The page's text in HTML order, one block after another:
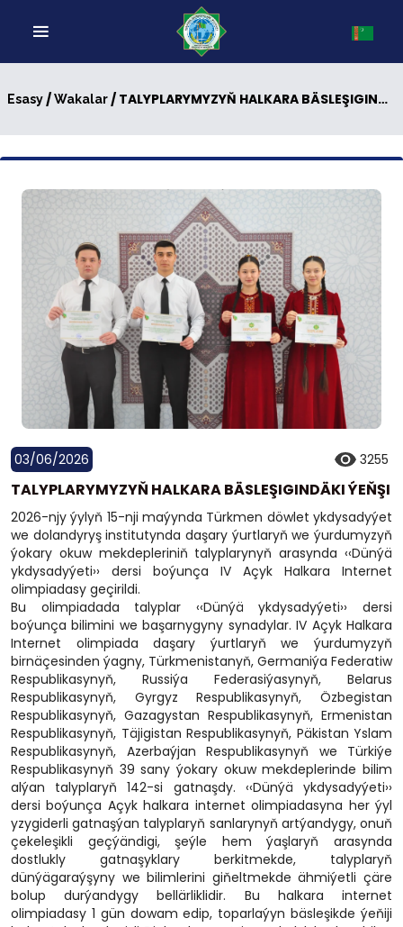
Esasy/Wakalar/ TALYPLARYMYZYŇ HALKARA BÄSLEŞIGINDÄKI ÝEŇŞI
03/06/2026 3255
TALYPLARYMYZYŇ HALKARA BÄSLEŞIGINDÄKI ÝEŇŞI
2026-njy ýylyň 15-nji maýynda Türkmen döwlet ykdysadyýet
we dolandyryş institutynda daşary ýurtlaryň we ýurdumyzyň
ýokary okuw mekdepleriniň talyplarynyň arasynda ‹‹Dünýä
ykdysadyýeti›› dersi boýunça IV Açyk Halkara Internet
olimpiadasy geçirildi.
Bu olimpiadada talyplar ‹‹Dünýä ykdysadyýeti›› dersi
boýunça bilimini we başarnygyny synadylar. IV Açyk Halkara
Internet olimpiada daşary ýurtlaryň we ýurdumyzyň
birnäçesinden ýagny, Türkmenistanyň, Germaniýa Federatiw
Respublikasynyň, Russiýa Federasiýasynyň, Belarus
Respublikasynyň, Gyrgyz Respublikasynyň, Özbegistan
Respublikasynyň, Gazagystan Respublikasynyň, Ermenistan
Respublikasynyň, Täjigistan Respublikasynyň, Päkistan Yslam
Respublikasynyň, Azerbaýjan Respublikasynyň we Türkiýe
Respublikasynyň 39 sany ýokary okuw mekdeplerinde bilim
alýan talyplaryň 142-si gatnaşdy. ‹‹Dünýä ykdysadyýeti››
dersi boýunça Açyk halkara internet olimpiadasyna her ýyl
yzygiderli gatnaşýan talyplaryň sanlarynyň artýandygy, onuň
çekeleşikli geçýändigi, şeýle hem ýaşlaryň arasynda
dostlukly gatnaşyklary berkitmekde, talyplaryň
dünýägaraýşyny we bilimlerini giňeltmekde ähmiýetli çäre
bolup durýandygy bellärliklidir. Bu halkara internet
olimpiadasy 1 gün dowam edip, toparlaýyn bäsleşikde ýeňiji